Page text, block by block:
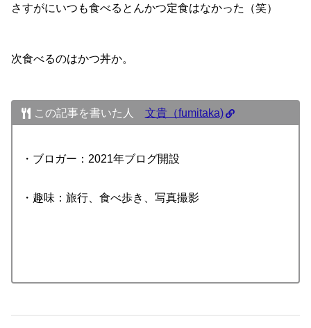
さすがにいつも食べるとんかつ定食はなかった（笑）
次食べるのはかつ丼か。
この記事を書いた人 文貴（fumitaka)
・ブロガー：2021年ブログ開設
・趣味：旅行、食べ歩き、写真撮影